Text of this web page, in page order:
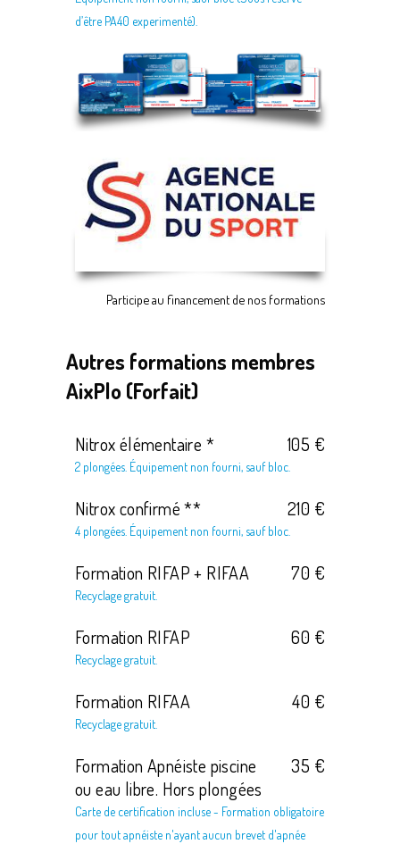
d’être PA40 experimenté).
Participe au financement de nos formations
Autres formations membres
AixPlo (Forfait)
Nitrox élémentaire * 105 €
2 plongées. Équipement non fourni, sauf bloc.
Nitrox confirmé ** 210 €
4 plongées. Équipement non fourni, sauf bloc.
Formation RIFAP + RIFAA 70 €
Recyclage gratuit.
Formation RIFAP 60 €
Recyclage gratuit.
Formation RIFAA 40 €
Recyclage gratuit.
Formation Apnéiste piscine
ou eau libre. Hors plongées
35 €
Carte de certification incluse - Formation obligatoire
pour tout apnéiste n'ayant aucun brevet d'apnée